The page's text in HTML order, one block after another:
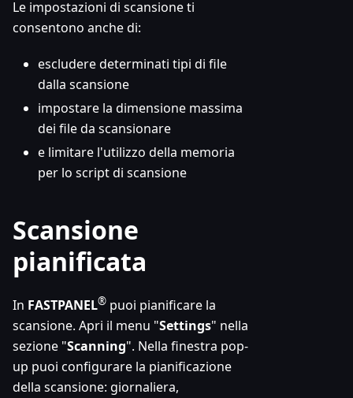
Le impostazioni di scansione ti
consentono anche di:
escludere determinati tipi di file
dalla scansione
impostare la dimensione massima
dei file da scansionare
e limitare l'utilizzo della memoria
per lo script di scansione
Scansione
pianificata
In FASTPANEL® puoi pianificare la
scansione. Apri il menu "Settings" nella
sezione "Scanning". Nella finestra pop-
up puoi configurare la pianificazione
della scansione: giornaliera,